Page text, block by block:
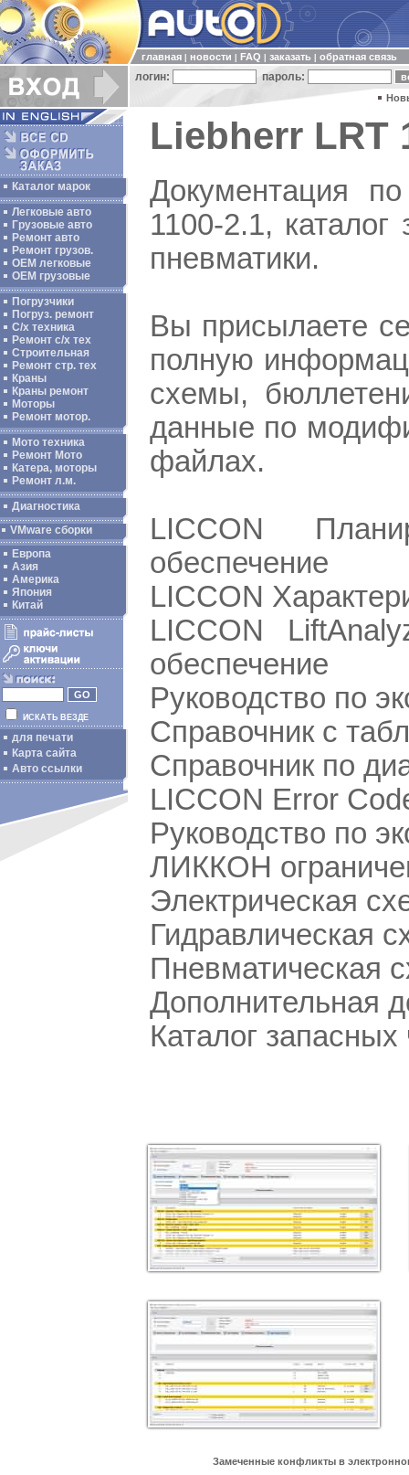
главная новости FAQ заказать обратная связь
логин: пароль:
Каталог марок
Легковые авто
Грузовые авто
Ремонт авто
Ремонт грузов.
ОЕМ легковые
OEM грузовые
Погрузчики
Погруз. ремонт
С/х техника
Ремонт с/х тех
Строительная
Ремонт стр. тех
Краны
Краны ремонт
Моторы
Ремонт мотор.
Мото техника
Ремонт Мото
Катера, моторы
Ремонт л.м.
Диагностика
VMware сборки
Европа
Азия
Америка
Япония
Китай
ИСКАТЬ ВЕЗДЕ
для печати
Карта сайта
Авто ссылки
Liebherr LRT
Документация
1100-2.1,
пневматики.
Вы присылаете
полную
схемы,
данные по
файлах.
LICCON
обеспечение
LICCON
LICCON
обеспечение
Руководство по
Справочник с
Справочник по
LICCON Error
Руководство по
ЛИККОН
Электрическая
Гидравлическая
Пневматическая
Дополнительная
Каталог запасных
Замеченные конфликты в